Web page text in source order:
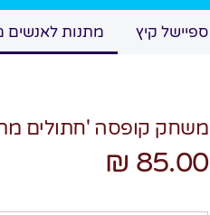
ספיישל קיץ מתנות לאנשים
משחק קופסה 'חתולים
85.00 ₪